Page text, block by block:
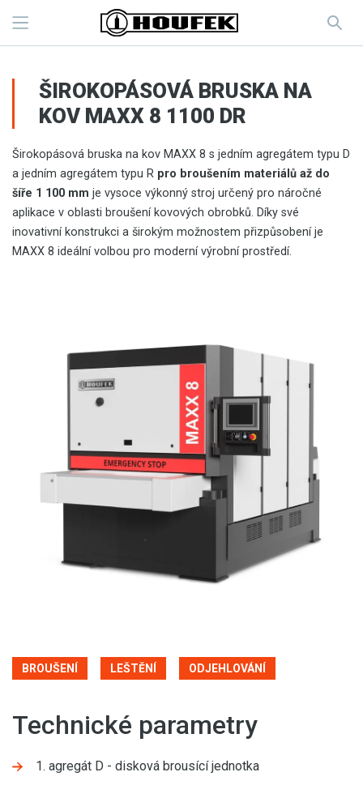
ŠIROKOPÁSOVÁ BRUSKA NA
KOV MAXX 8 1100 DR
Širokopásová bruska na kov MAXX 8 s jedním agregátem typu D
a jedním agregátem typu R pro broušením materiálů až do
šíře 1 100 mm je vysoce výkonný stroj určený pro náročné
aplikace v oblasti broušení kovových obrobků. Díky své
inovativní konstrukci a širokým možnostem přizpůsobení je
MAXX 8 ideální volbou pro moderní výrobní prostředí.
BROUŠENÍ LEŠTĚNÍ ODJEHLOVÁNÍ
Technické parametry
1. agregát D - disková brousící jednotka